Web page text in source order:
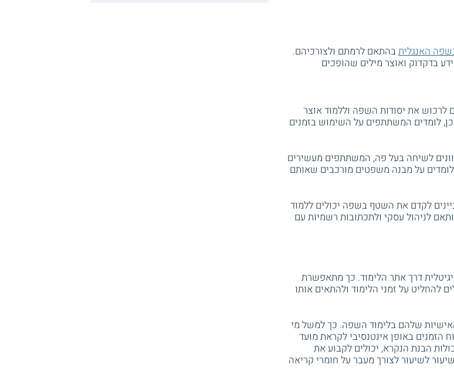
האנגליתבהתאם לרמתם ולצורכיהם.
בדקדוק ואוצר מילים שהופכים
לרכוש את יסודות השפה וללמוד אוצר
לומדים המשתתפים על השימוש בזמנים
לשיחה בעל פה, המשתתפים מעשירים
לומדים על מבנה משפטים מורכבים שאותם
לקדם את השטף בשפה יכולים ללמוד
לניהול עסקי ולתכתובות רשמיות עם
דרך אתר הלימוד. כך מתאפשרת
להחליט על זמני הלימוד ולהתאים אותו
שלהם בלימוד השפה. כך למשל מי
הזמנים באופן אינטנסיבי לקראת מועד
הבנת הנקרא, יכולים לקבוע את
לשיעור לצורך מעבר על חומרי קריאה